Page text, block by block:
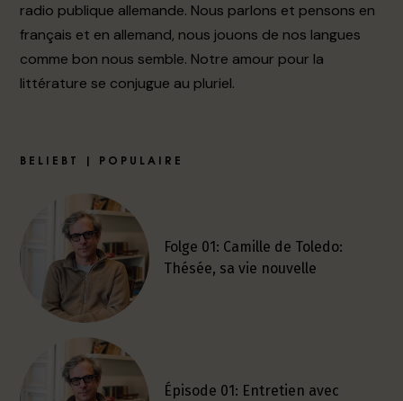
radio publique allemande. Nous parlons et pensons en
français et en allemand, nous jouons de nos langues
comme bon nous semble. Notre amour pour la
littérature se conjugue au pluriel.
BELIEBT | POPULAIRE
Folge 01: Camille de Toledo:
Thésée, sa vie nouvelle
Épisode 01: Entretien avec